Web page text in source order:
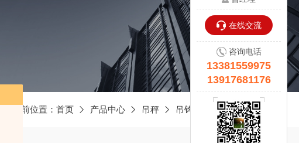
当前位置： 首页 产品中心 吊秤 吊钩秤 JY滁州吊称
在线交流
咨询电话
13381559975
13917681176